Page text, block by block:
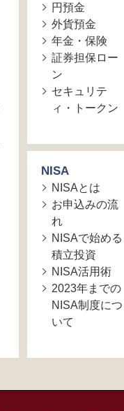
円預金
外貨預金
年金・保険
証券担保ロー
ン
セキュリテ
ィ・トークン
NISA
NISAとは
お申込みの流
れ
NISAで始める
積立投資
NISA活用術
2023年までの
NISA制度につ
いて